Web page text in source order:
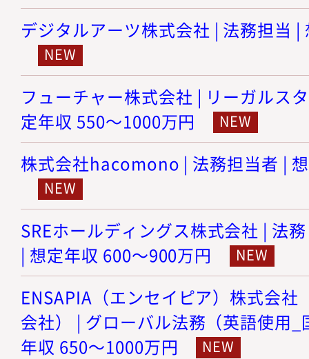
デジタルアーツ株式会社 | 法務担当
フューチャー株式会社 | リーガルス
定年収 550～1000万円
株式会社hacomono | 法務担当者 |
SREホールディングス株式会社 | 法
| 想定年収 600～900万円
ENSAPIA（エンセイピア）株式会
会社） | グローバル法務（英語使用
年収 650～1000万円